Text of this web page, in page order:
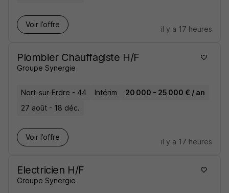
Voir l’offre
il y a 17 heures
Plombier Chauffagiste H/F
Groupe Synergie
Nort-sur-Erdre - 44 Intérim
20 000 - 25 000 € / an
27 août - 18 déc.
Voir l’offre
il y a 17 heures
Electricien H/F
Groupe Synergie